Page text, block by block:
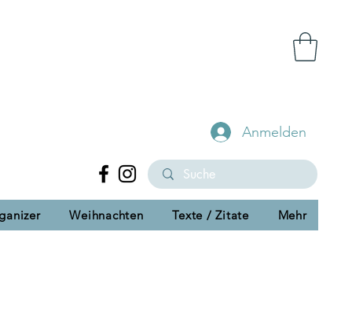
Anmelden
Weihnachten Texte / Zitate Mehr